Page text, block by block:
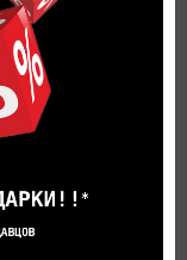
срок
дешевле!
от указанной
товара
а лишь дают